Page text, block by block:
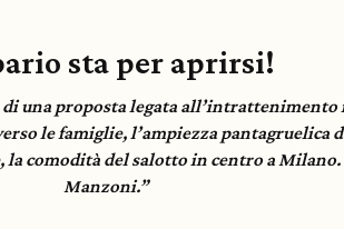
sta per aprirsi!
di una proposta legata all’intrattenimento
le famiglie, l’ampiezza pantagruelica
la comodità del salotto in centro a
Manzoni.”